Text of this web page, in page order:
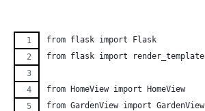
from flask import Flask
from flask import render_template
from HomeView import HomeView
from GardenView import GardenView